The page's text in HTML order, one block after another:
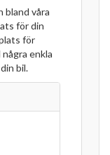
bland våra
för din
för
enkla
bil.